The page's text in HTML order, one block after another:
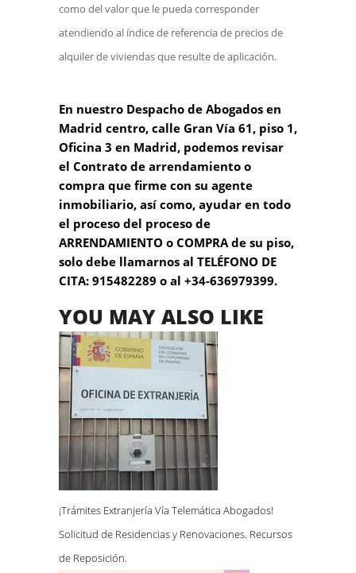
como del valor que le pueda corresponder
atendiendo al índice de referencia de precios de
alquiler de viviendas que resulte de aplicación.
En nuestro Despacho de Abogados en
Madrid centro, calle Gran Vía 61, piso 1,
Oficina 3 en Madrid, podemos revisar
el Contrato de arrendamiento o
compra que firme con su agente
inmobiliario, así como, ayudar en todo
el proceso del proceso de
ARRENDAMIENTO o COMPRA de su piso,
solo debe llamarnos al TELÉFONO DE
CITA: 915482289 o al +34-636979399.
YOU MAY ALSO LIKE
¡Trámites Extranjería Vía Telemática Abogados!
Solicitud de Residencias y Renovaciones. Recursos
de Reposición.